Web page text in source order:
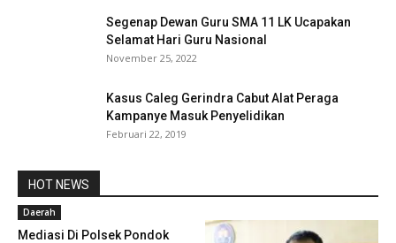
Segenap Dewan Guru SMA 11 LK Ucapakan
Selamat Hari Guru Nasional
November 25, 2022
Kasus Caleg Gerindra Cabut Alat Peraga
Kampanye Masuk Penyelidikan
Februari 22, 2019
HOT NEWS
Daerah
Mediasi Di Polsek Pondok